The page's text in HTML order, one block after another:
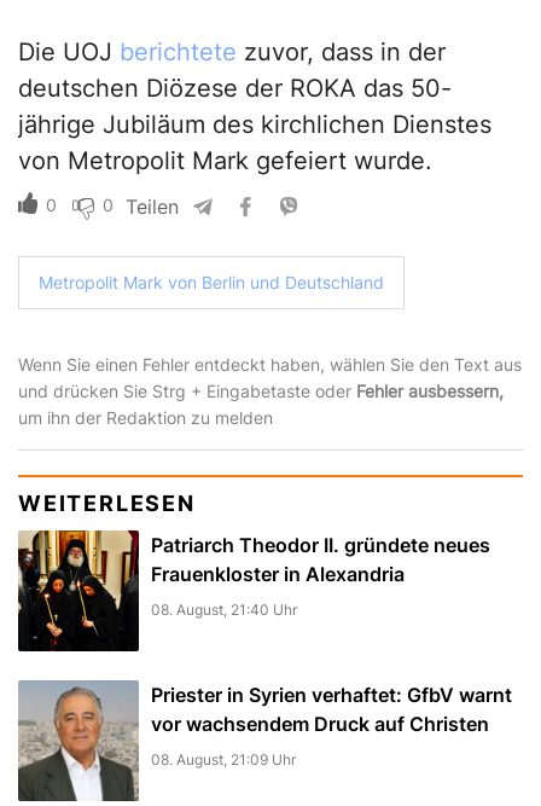
Die UOJ berichtete zuvor, dass in der
deutschen Diözese der ROKA das 50-
jährige Jubiläum des kirchlichen Dienstes
von Metropolit Mark gefeiert wurde.
0 0 Teilen
Metropolit Mark von Berlin und Deutschland
Wenn Sie einen Fehler entdeckt haben, wählen Sie den Text aus
und drücken Sie Strg + Eingabetaste oder Fehler ausbessern,
um ihn der Redaktion zu melden
WEITERLESEN
Patriarch Theodor II. gründete neues
Frauenkloster in Alexandria
08. August, 21:40 Uhr
Priester in Syrien verhaftet: GfbV warnt
vor wachsendem Druck auf Christen
08. August, 21:09 Uhr